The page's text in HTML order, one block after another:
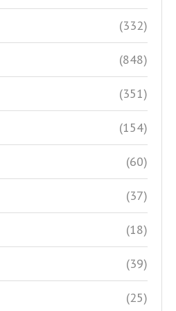
(332)
(848)
(351)
(154)
(60)
(37)
(18)
(39)
(25)